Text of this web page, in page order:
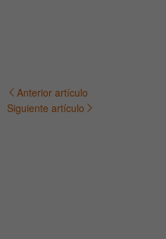
Navegación
Anterior artículo
Siguiente artículo